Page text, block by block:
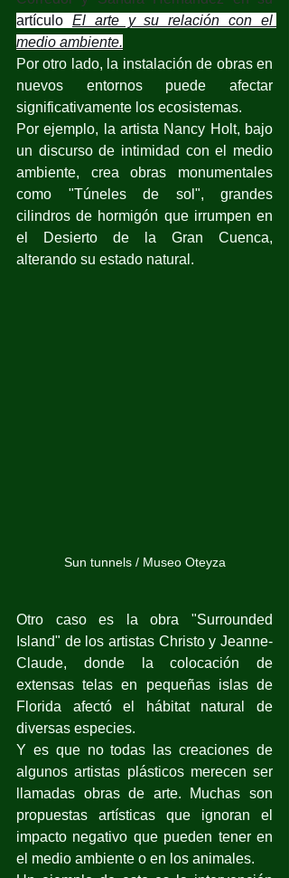
artículo El arte y su relación con el
medio ambiente.
Por otro lado, la instalación de obras en
nuevos entornos puede afectar
significativamente los ecosistemas.
Por ejemplo, la artista Nancy Holt, bajo
un discurso de intimidad con el medio
ambiente, crea obras monumentales
como "Túneles de sol", grandes
cilindros de hormigón que irrumpen en
el Desierto de la Gran Cuenca,
alterando su estado natural.
Sun tunnels / Museo Oteyza
Otro caso es la obra "Surrounded
Island" de los artistas Christo y Jeanne-
Claude, donde la colocación de
extensas telas en pequeñas islas de
Florida afectó el hábitat natural de
diversas especies.
Y es que no todas las creaciones de
algunos artistas plásticos merecen ser
llamadas obras de arte. Muchas son
propuestas artísticas que ignoran el
impacto negativo que pueden tener en
el medio ambiente o en los animales.